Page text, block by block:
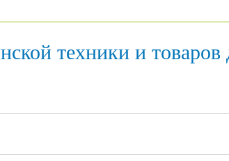
техники и товаров